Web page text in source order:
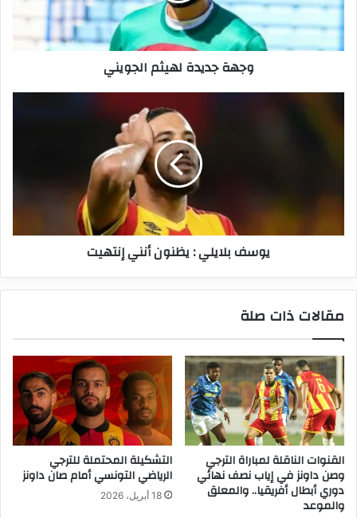
وجهة جديدة لهيثم الجويني
يوسف بلايلي : يظنون أنني إنتهيت
مقالات ذات صلة
القنوات الناقلة لمباراة الترجي
وصن داونز في إياب نصف نهائي
دوري أبطال أفريقيا.. والمعلق
والموعد
التشكيلة المحتملة للترجي
الرياضي التونسي أمام صان داونز
18 أبريل، 2026